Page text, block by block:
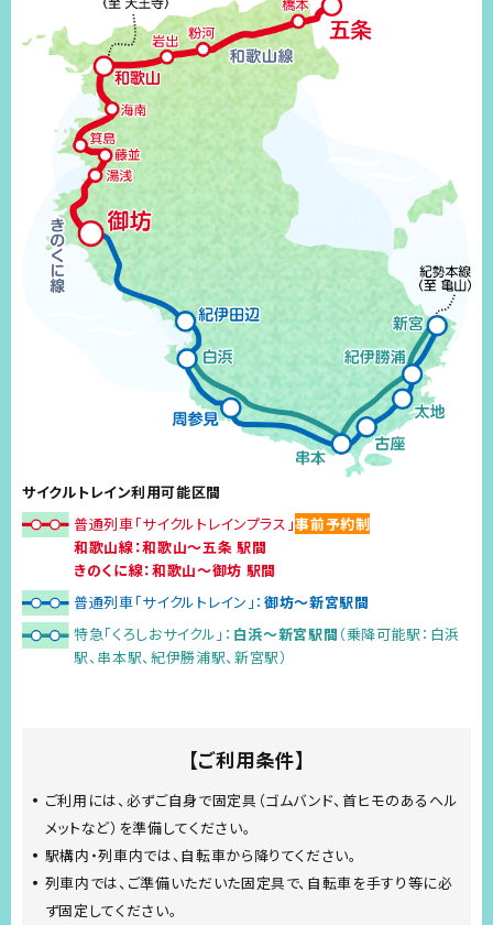
サイクルトレイン利用可能区間
普通列車「サイクルトレインプラス」事前予約制
和歌山線：和歌山～五条 駅間
きのくに線：和歌山～御坊 駅間
普通列車「サイクルトレイン」： 御坊～新宮駅間
特急「くろしおサイクル」： 白浜～新宮駅間 （乗降可能駅：白浜
駅、串本駅、紀伊勝浦駅、新宮駅）
【ご利用条件】
ご利用には、必ずご自身で固定具（ゴムバンド、首ヒモのあるヘル
メットなど）を準備してください。
駅構内・列車内では、自転車から降りてください。
列車内では、ご準備いただいた固定具で、自転車を手すり等に必
ず固定してください。